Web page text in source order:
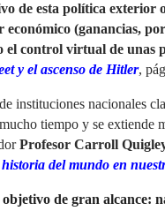
de esta política
(ganancias,
control virtual de unas
y el ascenso de Hitler,
instituciones nacionales
tiempo y se extiende
Profesor Carroll
del mundo en
de gran alcance: